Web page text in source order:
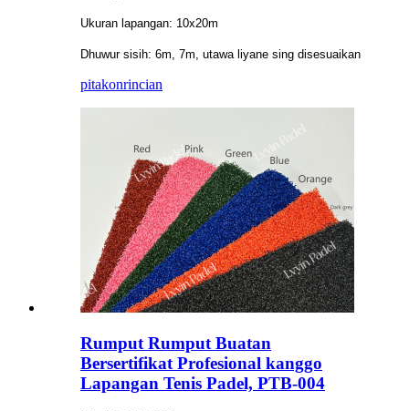
Ukuran lapangan: 10x20m
Dhuwur sisih: 6m, 7m, utawa liyane sing disesuaikan
pitakonrincian
Rumput Rumput Buatan
Bersertifikat Profesional kanggo
Lapangan Tenis Padel, PTB-004